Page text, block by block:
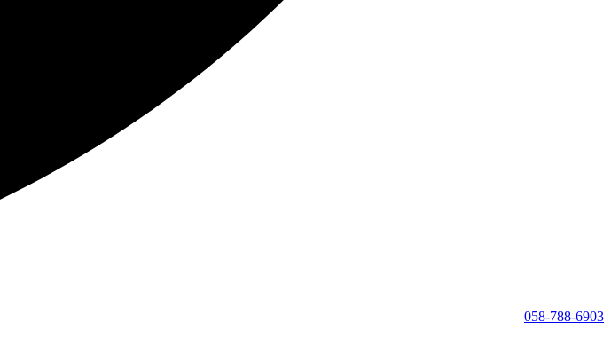
058-788-6903